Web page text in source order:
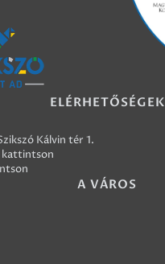
ELÉRHETŐSÉGEK
Kálvin tér 1.
kattintson
A VÁROS